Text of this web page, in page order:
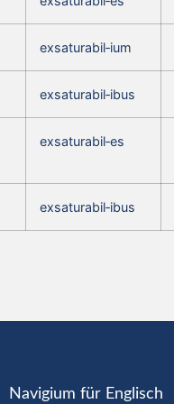
exsaturabil‑ium
exsaturabil‑ibus
exsaturabil‑es
exsaturabil‑ibus
Navigium für Englisch